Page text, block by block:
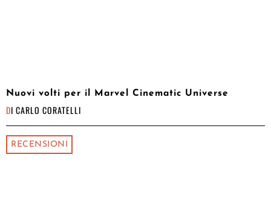
Nuovi volti per il Marvel Cinematic Universe
DI CARLO CORATELLI
RECENSIONI